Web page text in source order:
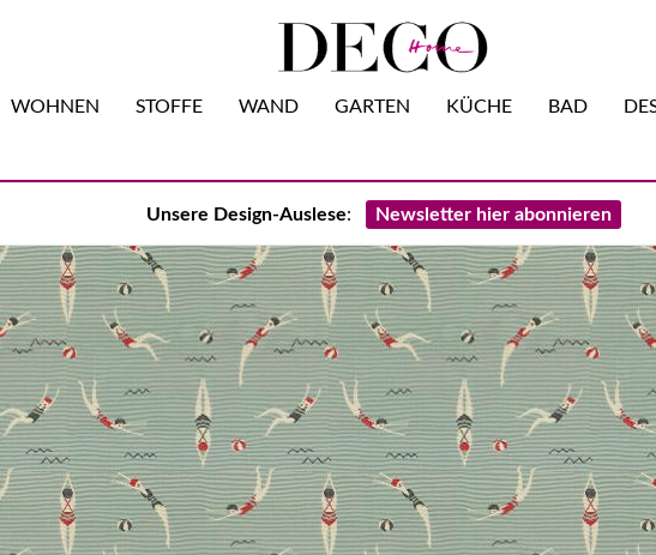
WOHNEN STOFFE WAND GARTEN KÜCHE BAD
Unsere Design-Auslese: Newsletter hier abonnieren